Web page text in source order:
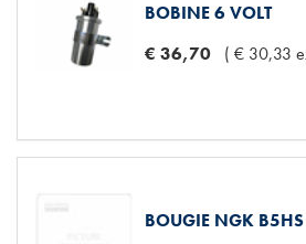
BOBINE 6 VOLT
€ 36,70 ( € 30,33
BOUGIE NGK B5HS